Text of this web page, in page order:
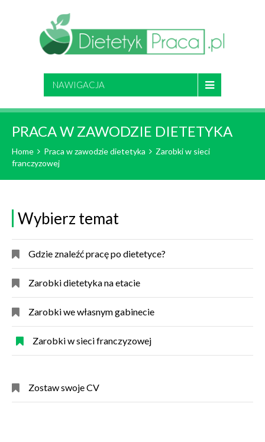
NAWIGACJA
PRACA W ZAWODZIE DIETETYKA
Home Praca w zawodzie dietetyka
Zarobki w sieci
franczyzowej
Wybierz temat
Gdzie znaleźć pracę po dietetyce?
Zarobki dietetyka na etacie
Zarobki we własnym gabinecie
Zarobki w sieci franczyzowej
Zostaw swoje CV